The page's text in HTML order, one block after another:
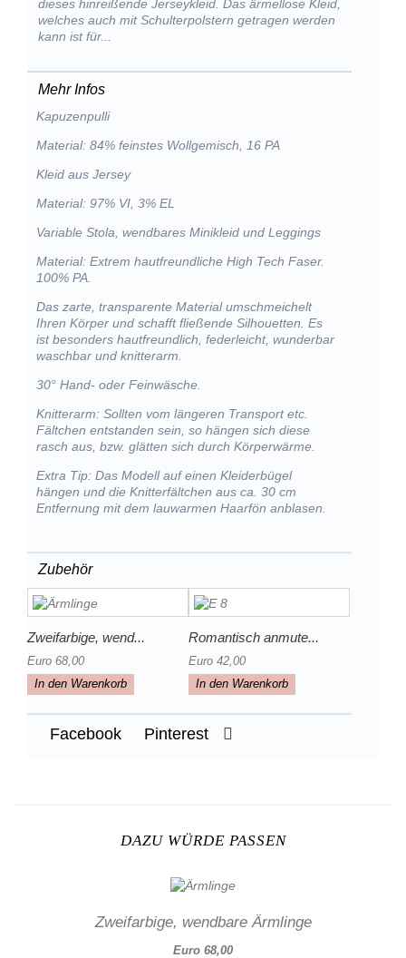
dieses hinreißende Jerseykleid. Das ärmellose Kleid,
welches auch mit Schulterpolstern getragen werden
kann ist für...
Mehr Infos
Kapuzenpulli
Material: 84% feinstes Wollgemisch, 16 PA
Kleid aus Jersey
Material: 97% VI, 3% EL
Variable Stola, wendbares Minikleid und Leggings
Material: Extrem hautfreundliche High Tech Faser.
100% PA.
Das zarte, transparente Material umschmeichelt
Ihren Körper und schafft fließende Silhouetten. Es
ist besonders hautfreundlich, federleicht, wunderbar
waschbar und knitterarm.
30° Hand- oder Feinwäsche.
Knitterarm: Sollten vom längeren Transport etc.
Fältchen entstanden sein, so hängen sich diese
rasch aus, bzw. glätten sich durch Körperwärme.
Extra Tip: Das Modell auf einen Kleiderbügel
hängen und die Knitterfältchen aus ca. 30 cm
Entfernung mit dem lauwarmen Haarfön anblasen.
Zubehör
Zweifarbige, wend...
Euro 68,00
In den Warenkorb
Romantisch anmute...
Euro 42,00
In den Warenkorb
Facebook Pinterest
DAZU WÜRDE PASSEN
Zweifarbige, wendbare Ärmlinge
Euro 68,00